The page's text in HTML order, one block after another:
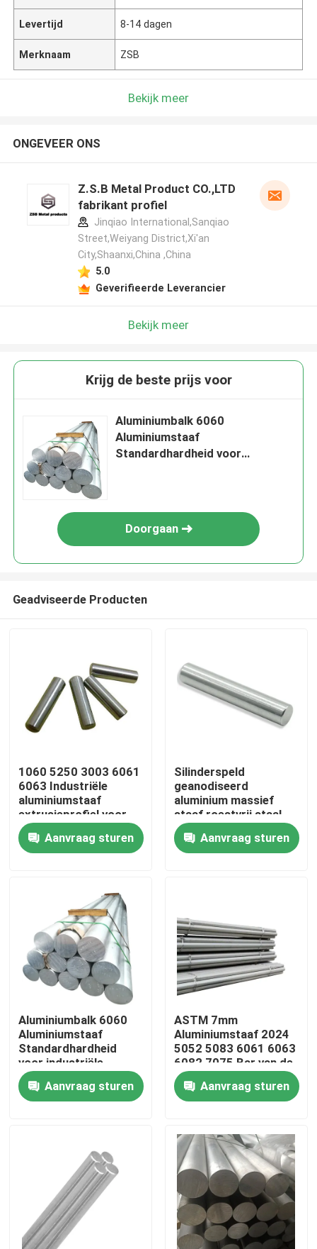
Thuis
video's
Over ons
Fabriekstocht
Kwaliteitscontrole
Vraag een offerte
De Bladen van de roestvrij staalplaat
Levertijd 8-14 dagen
Merknaam ZSB
Bekijk meer
ONGEVEER ONS
Z.S.B Metal Product CO.,LTD
fabrikant profiel
Jinqiao International,Sanqiao
Street,Weiyang District,Xi'an
City,Shaanxi,China ,China
5.0
Geverifieerde Leverancier
Bekijk meer
Krijg de beste prijs voor
Aluminiumbalk 6060
Aluminiumstaaf
Standardhardheid voor
Doorgaan
Geadviseerde Producten
1060 5250 3003 6061
6063 Industriële
aluminiumstaaf
extrusieprofiel voor
vaste buis 3-10 cm
Aanvraag sturen
Silinderspeld
geanodiseerd
aluminium massief
staaf roestvrij staal
304 schacht ronde
staafAanvraag sturen
Aluminiumbalk 6060
Aluminiumstaaf
Standardhardheid
voor industriële
doeleinden
Aanvraag sturen
ASTM 7mm
Aluminiumstaaf 2024
5052 5083 6061 6063
6082 7075 Bar van de
Aluminiumstaaf
Aanvraag sturen